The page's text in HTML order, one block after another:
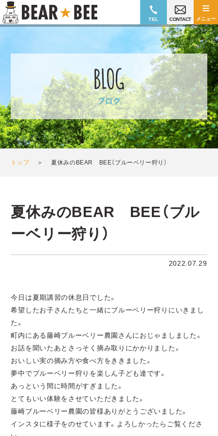
≡
メニュー
TEL CONTACT
トップ＞夏休みのBEAR BEE（ブルーベリー狩り）
夏休みのBEAR BEE（ブル
ーベリー狩り）
2022.07.29
今日は夏期講習の休息日でした。
希望したお子さんたちと一緒にブルーベリー狩りにいきまし
た。
町内にある藤崎ブルーベリー農園さんにおじゃましました。
お話を聞いたあとさっそく摘み取りにかかりました。
おいしい実の摘み方や食べ方をききました。
夢中でブルーベリー狩りを楽しん子ども達です。
あっという間に時間がすぎました。
とてもいい体験をさせていただきました。
藤崎ブルーベリー農園の皆様ありがとうございました。
インスタに様子をのせています。よろしかったらご覧くださ